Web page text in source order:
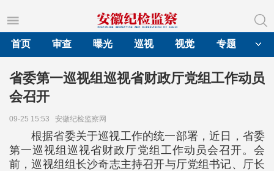
首页
审查 曝光 巡视 视觉 专题
省委第一巡视组巡视省财政厅党组工作动员
会召开
09-25 15:53 安徽纪检监察网
根据省委关于巡视工作的统一部署，近日，省委
第一巡视组巡视省财政厅党组工作动员会召开。会
前，巡视组组长沙奇志主持召开与厅党组书记、厅长